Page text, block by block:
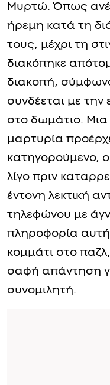
Μυρτώ. Όπως
ήρεμη κατά τη
τους, μέχρι τη
διακόπηκε
διακοπή,
συνδέεται με
στο δωμάτιο.
μαρτυρία
κατηγορούμενο, ο
λίγο πριν
έντονη λεκτική
τηλεφώνου με
πληροφορία
κομμάτι στο
σαφή απάντηση
συνομιλητή.